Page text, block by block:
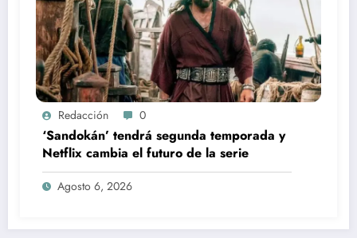
Redacción 0
‘Sandokán’ tendrá segunda temporada y
Netflix cambia el futuro de la serie
Agosto 6, 2026